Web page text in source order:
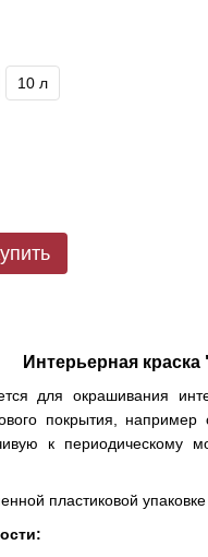
10 л
Интерьерная
для окрашивания
покрытия,
к
пластиковой